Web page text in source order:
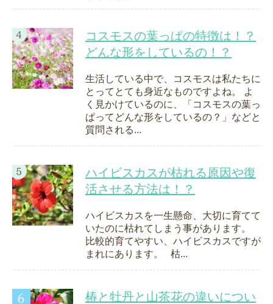
コスモスの葉っぱの特徴は！？
どんな形をしているの！？
生活している中で、コスモスは私たちに
とってとても身近なものですよね。 よ
く見かけているのに、「コスモスの葉っ
ぱってどんな形をしているの？」などと
質問される...
ハイビスカスが枯れる原因や復
活させる方法は！？
ハイビスカスを一生懸命、大切に育てて
いたのに枯れてしまう事があります。
比較的育てやすい、ハイビスカスですが
まれにあります。 枯...
椿と牡丹と山茶花の違いについ